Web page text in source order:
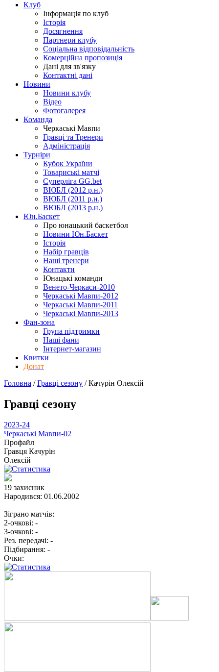
Клуб
Інформація по клуб
Історія
Досягнення
Партнери клубу
Соціальна відповідальність
Комерційна пропозиція
Дані для зв'язку
Контактні дані
Новини
Новини клубу
Відео
Фотогалерея
Команда
Черкаські Мавпи
Гравці та Тренери
Адміністрація
Турніри
Кубок України
Товариські матчі
Суперліга GG.bet
ВЮБЛ (2012 р.н.)
ВЮБЛ (2011 р.н.)
ВЮБЛ (2013 р.н.)
Юн.Баскет
Про юнацький баскетбол
Новини Юн.Баскет
Історія
Набір гравців
Наші тренери
Контакти
Юнацькі команди
Венето-Черкаси-2010
Черкаські Мавпи-2012
Черкаські Мавпи-2011
Черкаські Мавпи-2013
Фан-зона
Група підтримки
Наші фани
Інтернет-магазин
Квитки
Донат
Головна /Гравці сезону /Качурін Олексій
Гравці сезону
2023-24
Черкаські Мавпи-02
Профайл
Гравця Качурін
Олексій
19 захисник
Народився: 01.06.2002
Зіграно матчів:
2-очкові: -
3-очкові: -
Рез. передачі: -
Підбирання: -
Очки: